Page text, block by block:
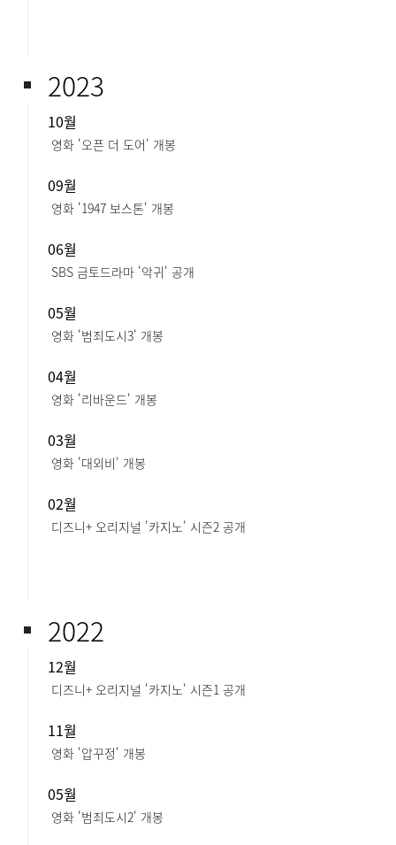
2023
10월
영화 '오픈 더 도어' 개봉
09월
영화 '1947 보스톤' 개봉
06월
SBS 금토드라마 '악귀' 공개
05월
영화 '범죄도시3' 개봉
04월
영화 '리바운드' 개봉
03월
영화 '대외비' 개봉
02월
디즈니+ 오리지널 '카지노' 시즌2 공개​​
2022
12월
디즈니+ 오리지널 '카지노' 시즌1 공개​
11월
영화 '압꾸정' 개봉​
05월
영화 '범죄도시2' 개봉​